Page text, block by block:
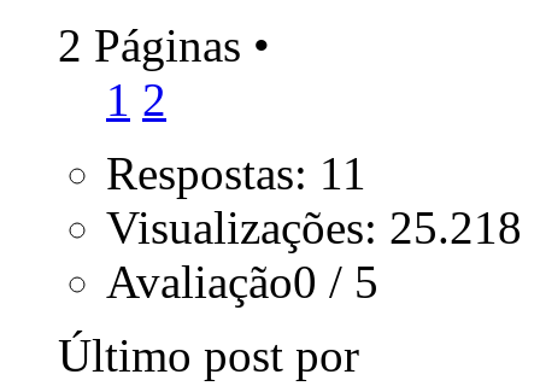
2 Páginas •
1 2
Respostas: 11
Visualizações: 25.218
Avaliação0 / 5
Último post por